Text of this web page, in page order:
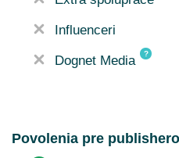
Influenceri
Dognet Media ?
Povolenia pre